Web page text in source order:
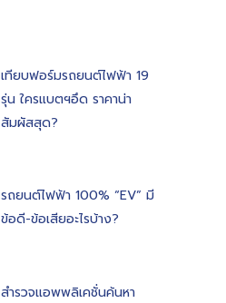
เทียบฟอร์มรถยนต์ไฟฟ้า 19
รุ่น ใครแบตฯอึด ราคาน่า
สัมผัสสุด?
รถยนต์ไฟฟ้า 100% “EV” มี
ข้อดี-ข้อเสียอะไรบ้าง?
สำรวจแอพพลิเคชั่นค้นหา